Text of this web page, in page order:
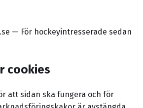
— För hockeyintresserade sedan
cookies
att sidan ska fungera och för